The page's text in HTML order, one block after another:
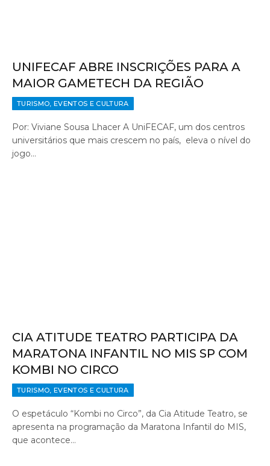
UNIFECAF ABRE INSCRIÇÕES PARA A
MAIOR GAMETECH DA REGIÃO
TURISMO, EVENTOS E CULTURA
Por: Viviane Sousa Lhacer A UniFECAF, um dos centros
universitários que mais crescem no país, eleva o nível do
jogo…
CIA ATITUDE TEATRO PARTICIPA DA
MARATONA INFANTIL NO MIS SP COM
KOMBI NO CIRCO
TURISMO, EVENTOS E CULTURA
O espetáculo “Kombi no Circo”, da Cia Atitude Teatro, se
apresenta na programação da Maratona Infantil do MIS,
que acontece…